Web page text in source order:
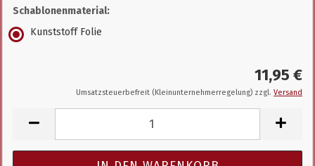
Schablonenmaterial:
Kunststoff Folie
11,95 €
Umsatzsteuerbefreit (Kleinunternehmerregelung) zzgl. Versand